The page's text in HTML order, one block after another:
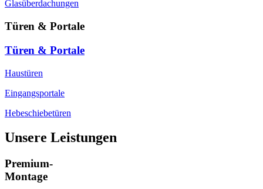
Glasüberdachungen
Türen & Portale
Türen & Portale
Haustüren
Eingangsportale
Hebeschiebetüren
Unsere Leistungen
Premium-
Montage